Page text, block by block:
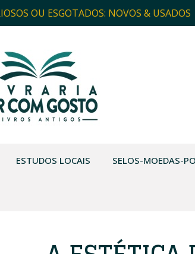
OU ESGOTADOS: NOVOS & USADOS
ESTUDOS LOCAIS SELOS-MOEDAS-